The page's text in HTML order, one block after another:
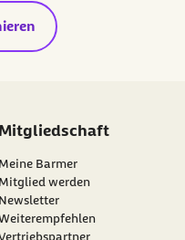
Mitgliedschaft
Meine Barmer
Mitglied werden
Newsletter
Link: